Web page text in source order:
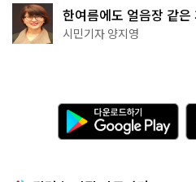
한여름에도 얼음장 같
천국이네~
시민기자 양지영
다
운
로